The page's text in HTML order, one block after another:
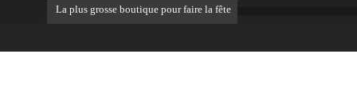
La plus grosse boutique pour faire la fête